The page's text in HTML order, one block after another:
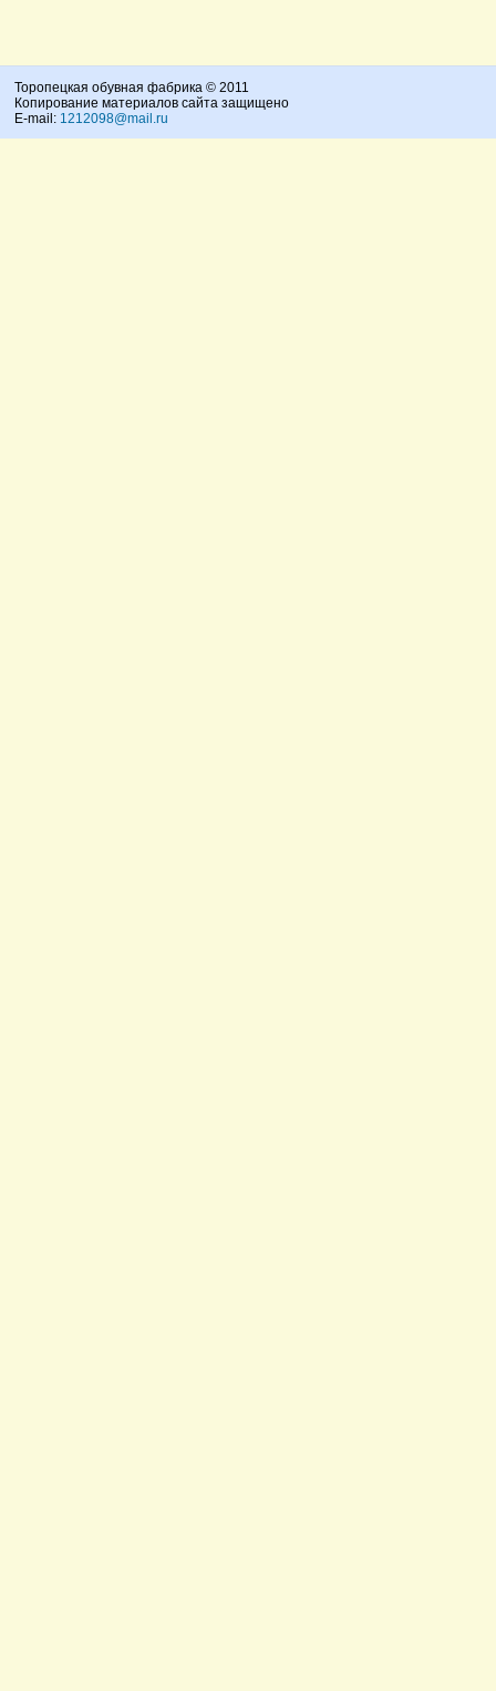
Торопецкая обувная фабрика © 2011
Копирование материалов сайта защищено
E-mail: 1212098@mail.ru